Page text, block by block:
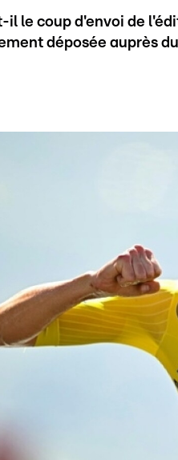
le coup d'envoi de
déposée auprès